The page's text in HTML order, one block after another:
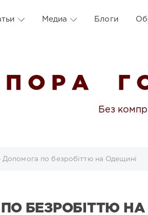
Медиа Блоги
П О Р А Г
Без
Допомога по безробіттю на Одещині
БЕЗРОБІТТЮ НА